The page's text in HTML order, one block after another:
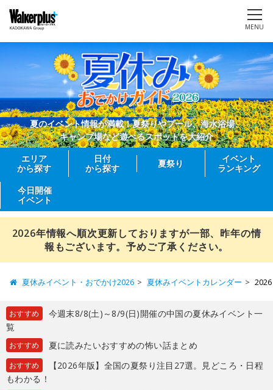
MENU
夏のイベント情報が満載！夏祭りやプール、海水浴場、
キャンプ場など遊べるスポットを大紹介
エリア
から探す
日付
から探す
夏祭り
イベント
ランキング
今日開催
イベント
2026年情報へ順次更新しておりますが一部、昨年の情
報もございます。予めご了承ください。
夏休みイベント・おでかけ2026 夏休みイベントカレンダー
おすすめ
今週末8/8(土)～8/9(日)開催の中国の夏休みイベント一
覧
おすすめ 夏に読みたいおすすめの怖い話まとめ
おすすめ
【2026年版】全国の夏祭り注目27選。見どころ・日程
もわかる！